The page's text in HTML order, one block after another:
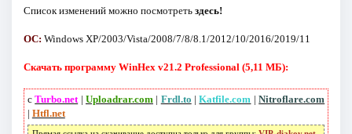
Список изменений можно посмотреть здесь!
ОС: Windows XP/2003/Vista/2008/7/8/8.1/2012/10/2016/2019/11
Скачать программу WinHex v21.2 Professional (5,11 МБ):
сTurbo.net | Uploadrar.com | Frdl.to |Katfile.com |Nitroflare.com
| Htfl.net